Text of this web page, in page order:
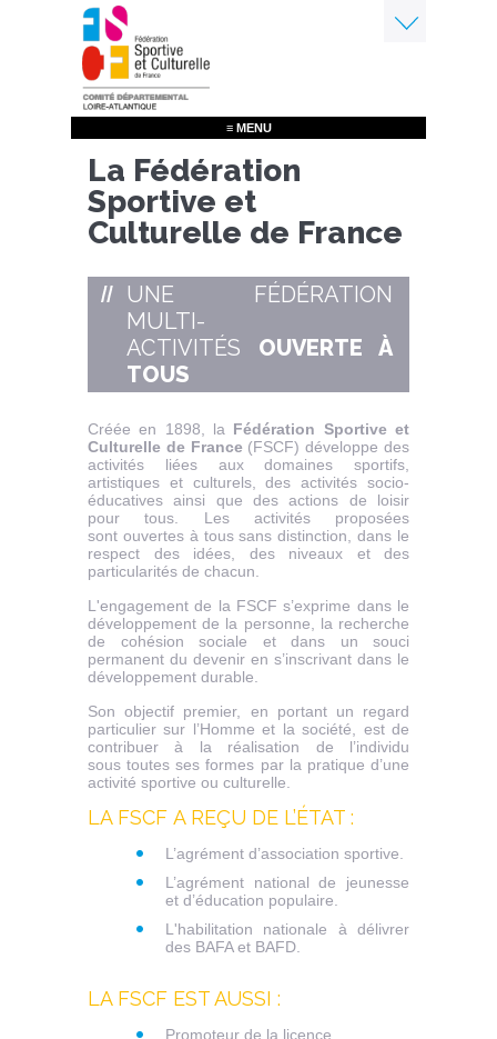
Aller
au
contenu
principal
≡ MENU
La Fédération
Sportive et
Culturelle de France
UNE FÉDÉRATION
MULTI-
ACTIVITÉS OUVERTE À
TOUS
Créée en 1898, la Fédération Sportive et
Culturelle de France(FSCF) développe des
activités liées aux domaines sportifs,
artistiques et culturels, des activités socio-
éducatives ainsi que des actions de loisir
pour tous. Les activités proposées
sont ouvertes à tous sans distinction, dans le
respect des idées, des niveaux et des
particularités de chacun.
L'engagement de la FSCF s’exprime dans le
développement de la personne, la recherche
de cohésion sociale et dans un souci
permanent du devenir en s’inscrivant dans le
développement durable.
Son objectif premier, en portant un regard
particulier sur l’Homme et la société, est de
contribuer à la réalisation de l’individu
sous toutes ses formes par la pratique d’une
activité sportive ou culturelle.
LA FSCF A REÇU DE L’ÉTAT :
L’agrément d’association sportive.
L’agrément national de jeunesse
et d’éducation populaire.
L'habilitation nationale à délivrer
des BAFA et BAFD.
LA FSCF EST AUSSI :
Promoteur de la licence